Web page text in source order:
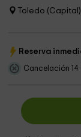
Toledo
Reserva
Cancelación